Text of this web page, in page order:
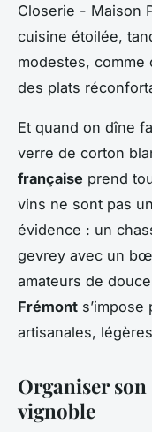
Closerie - Maison
cuisine étoilée,
modestes, comme
des plats
Et quand on dîne
verre de corton
française prend
vins ne sont pas
évidence : un
gevrey avec un
amateurs de
Frémont
artisanales,
Organiser
vignoble